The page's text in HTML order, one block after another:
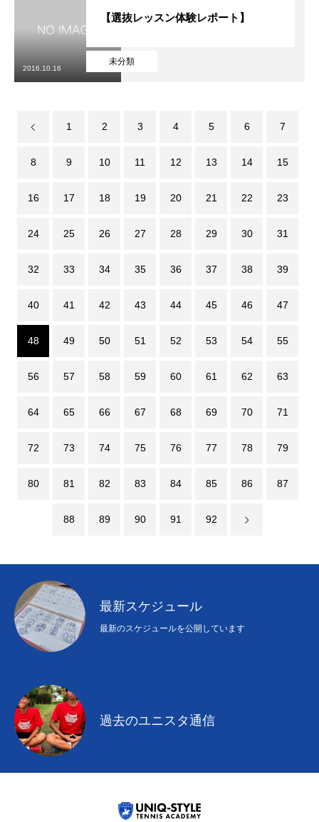
未分類
【選抜レッスン体験レポート】
2016.10.16
1 2 3 4 5 6 7
8 9 10 11 12 13 14 15
16 17 18 19 20 21 22 23
24 25 26 27 28 29 30 31
32 33 34 35 36 37 38 39
40 41 42 43 44 45 46 47
48 49 50 51 52 53 54 55
56 57 58 59 60 61 62 63
64 65 66 67 68 69 70 71
72 73 74 75 76 77 78 79
80 81 82 83 84 85 86 87
88 89 90 91 92
最新スケジュール
最新のスケジュールを公開しています
過去のユニスタ通信